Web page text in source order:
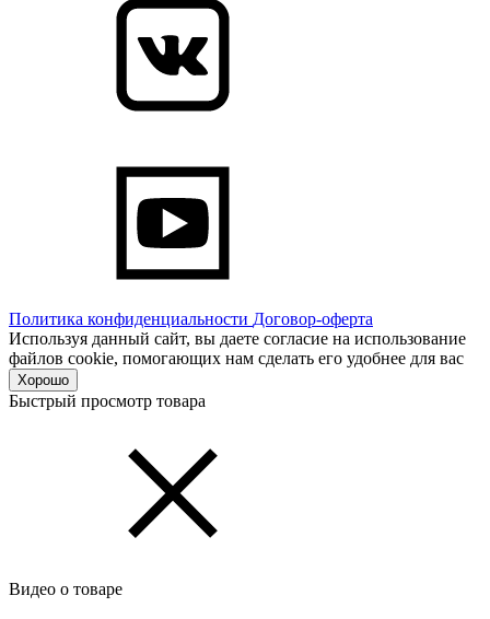
Политика конфиденциальности Договор-оферта
Используя данный сайт, вы даете согласие на использование
файлов cookie, помогающих нам сделать его удобнее для вас
Хорошо
Быстрый просмотр товара
Видео о товаре